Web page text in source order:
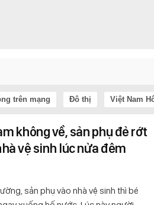
trên mạng Đô thị Việt Nam
không về, sản phụ đẻ rớt
vệ sinh lúc nửa đêm
sản phụ vào nhà vệ sinh thì bé